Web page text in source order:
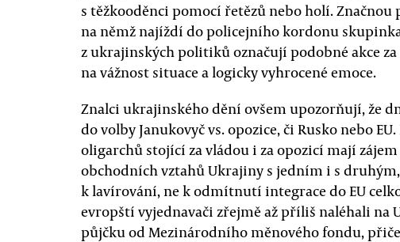
s těžkooděnci pomocí řetězů nebo holí.
na němž najíždí do policejního kordonu
z ukrajinských politiků označují podobné akce
na vážnost situace a logicky vyhrocené emoce.
Znalci ukrajinského dění ovšem upozorňují, že
do volby Janukovyč vs. opozice, či Rusko nebo
oligarchů stojící za vládou i za opozicí mají
obchodních vztahů Ukrajiny s jedním i s
k lavírování, ne k odmítnutí integrace do EU
evropští vyjednavači zřejmě až příliš naléhali na
půjčku od Mezinárodního měnového fondu,